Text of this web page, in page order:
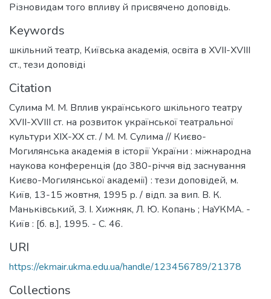
Різновидам того впливу й присвячено доповідь.
Keywords
шкільний театр, Київська академія, освіта в XVII-XVIII
ст., тези доповіді
Citation
Сулима М. М. Вплив українського шкільного театру
XVII-XVIII ст. на розвиток української театральної
культури XIX-XX ст. / М. М. Сулима // Києво-
Могилянська академія в історії України : міжнародна
наукова конференція (до 380-річчя від заснування
Києво-Могилянської академії) : тези доповідей, м.
Київ, 13-15 жовтня, 1995 р. / відп. за вип. В. К.
Маньківський, З. І. Хижняк, Л. Ю. Копань ; НаУКМА. -
Київ : [б. в.], 1995. - С. 46.
URI
https://ekmair.ukma.edu.ua/handle/123456789/21378
Collections